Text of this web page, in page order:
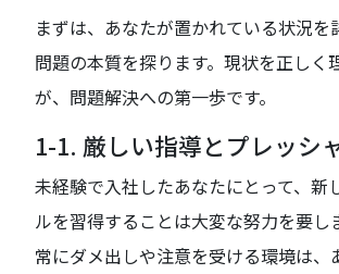
まずは、あなたが置かれている状況を
問題の本質を探ります。現状を正しく
が、問題解決への第一歩です。
1-1. 厳しい指導とプレッシ
未経験で入社したあなたにとって、新
ルを習得することは大変な努力を要し
常にダメ出しや注意を受ける環境は、